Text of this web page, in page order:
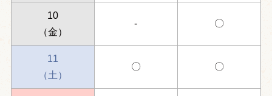
10
（金）
- 〇
11
（土）
〇 〇